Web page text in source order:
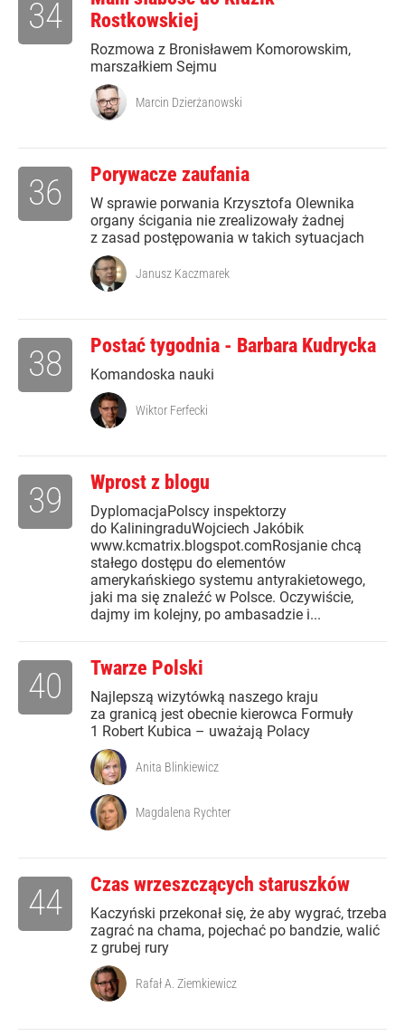
Rostkowskiej
Rozmowa z Bronisławem Komorowskim,
marszałkiem Sejmu
34
Marcin Dzierżanowski
Porywacze zaufania
W sprawie porwania Krzysztofa Olewnika
organy ścigania nie zrealizowały żadnej
z zasad postępowania w takich sytuacjach
36
Janusz Kaczmarek
Postać tygodnia - Barbara Kudrycka
Komandoska nauki
38
Wiktor Ferfecki
Wprost z blogu
DyplomacjaPolscy inspektorzy
do KaliningraduWojciech Jakóbik
www.kcmatrix.blogspot.comRosjanie chcą
stałego dostępu do elementów
amerykańskiego systemu antyrakietowego,
jaki ma się znaleźć w Polsce. Oczywiście,
dajmy im kolejny, po ambasadzie i...
39
Twarze Polski
Najlepszą wizytówką naszego kraju
za granicą jest obecnie kierowca Formuły
1 Robert Kubica – uważają Polacy
40
Anita Blinkiewicz
Magdalena Rychter
Czas wrzeszczących staruszków
Kaczyński przekonał się, że aby wygrać, trzeba
zagrać na chama, pojechać po bandzie, walić
z grubej rury
44
Rafał A. Ziemkiewicz